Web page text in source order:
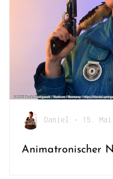
Daniel • 15.
Animatronischer